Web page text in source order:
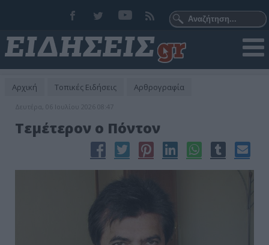
Αρχική Τοπικές Ειδήσεις Αρθρογραφία
Δευτέρα, 06 Ιουλίου 2026 08:47
Τεμέτερον ο Πόντον